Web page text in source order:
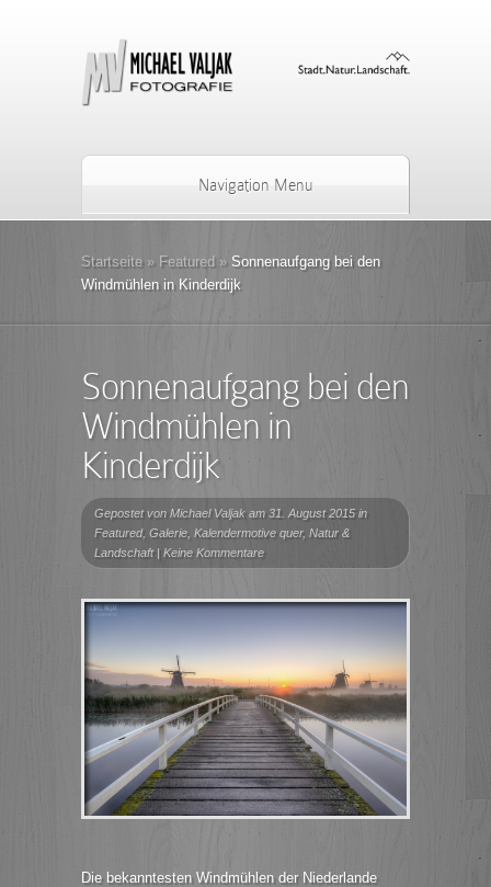
Navigation Menu
Startseite » Featured » Sonnenaufgang bei den
Windmühlen in Kinderdijk
Sonnenaufgang bei den
Windmühlen in
Kinderdijk
Gepostet von Michael Valjak am 31. August 2015 in
Featured, Galerie Kalendermotive quer, Natur &
Landschaft| Keine Kommentare
Die bekanntesten Windmühlen der Niederlande